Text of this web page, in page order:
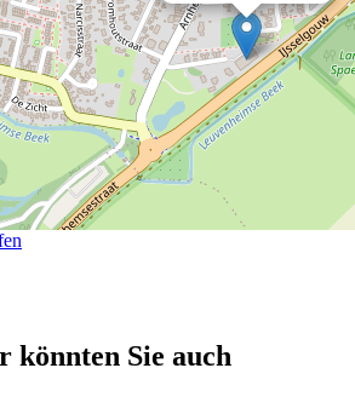
könnten Sie auch